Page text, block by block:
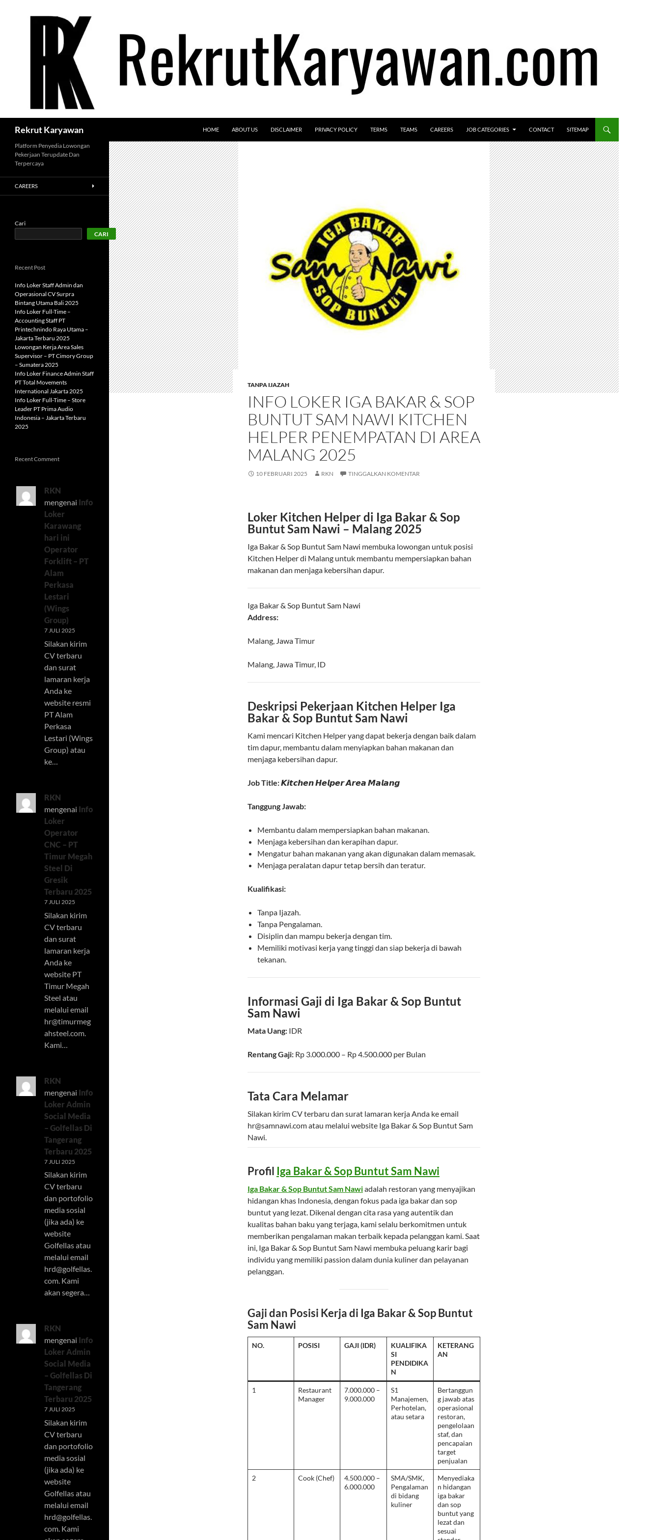
Rekrut Karyawan HOME ABOUT US DISCLAIMER PRIVACY POLICY TERMS TEAMS CAREERS JOB CATEGORIES CONTACT SITEMAP
TANPA IJAZAH
INFO LOKER IGA BAKAR & SOP
BUNTUT SAM NAWI KITCHEN
HELPER PENEMPATAN DI AREA
MALANG 2025
10 FEBRUARI 2025 RKN TINGGALKAN KOMENTAR
Loker Kitchen Helper di Iga Bakar & Sop
Buntut Sam Nawi – Malang 2025
Iga Bakar & Sop Buntut Sam Nawi membuka lowongan untuk posisi
Kitchen Helper di Malang untuk membantu mempersiapkan bahan
makanan dan menjaga kebersihan dapur.
Iga Bakar & Sop Buntut Sam Nawi
Address:
Malang, Jawa Timur
Malang, Jawa Timur, ID
Deskripsi Pekerjaan Kitchen Helper Iga
Bakar & Sop Buntut Sam Nawi
Kami mencari Kitchen Helper yang dapat bekerja dengan baik dalam
tim dapur, membantu dalam menyiapkan bahan makanan dan
menjaga kebersihan dapur.
Job Title:𝙆𝙞𝙩𝙘𝙝𝙚𝙣 𝙃𝙚𝙡𝙥𝙚𝙧 𝘼𝙧𝙚𝙖 𝙈𝙖𝙡𝙖𝙣𝙜
Tanggung Jawab:
Membantu dalam mempersiapkan bahan makanan.
Menjaga kebersihan dan kerapihan dapur.
Mengatur bahan makanan yang akan digunakan dalam memasak.
Menjaga peralatan dapur tetap bersih dan teratur.
Kualifikasi:
Tanpa Ijazah.
Tanpa Pengalaman.
Disiplin dan mampu bekerja dengan tim.
Memiliki motivasi kerja yang tinggi dan siap bekerja di bawah
tekanan.
Informasi Gaji di Iga Bakar & Sop Buntut
Sam Nawi
Mata Uang: IDR
Rentang Gaji: Rp 3.000.000 – Rp4.500.000 per Bulan
Tata Cara Melamar
Silakan kirim CV terbaru dan surat lamaran kerja Anda ke email
hr@samnawi.comatau melalui website Iga Bakar & Sop Buntut Sam
Nawi.
Profil Iga Bakar & Sop Buntut Sam Nawi
Iga Bakar & Sop Buntut Sam Nawiadalah restoran yang menyajikan
hidangan khas Indonesia, dengan fokus pada iga bakar dan sop
buntut yang lezat. Dikenal dengan cita rasa yang autentik dan
kualitas bahan baku yang terjaga, kami selalu berkomitmen untuk
memberikan pengalaman makan terbaik kepada pelanggan kami. Saat
ini, Iga Bakar & Sop Buntut Sam Nawi membuka peluang karir bagi
individu yang memiliki passion dalam dunia kuliner dan pelayanan
pelanggan.
Gaji dan Posisi Kerja di Iga Bakar & Sop Buntut
Sam Nawi
NO. POSISI GAJI (IDR)
KUALIFIKA
SI
PENDIDIKA
N
KETERANG
AN
1
Restaurant
Manager
7.000.000 –
9.000.000
S1
Manajemen,
Perhotelan,
atau setara
Bertanggun
g jawab atas
operasional
restoran,
pengelolaan
staf, dan
pencapaian
target
penjualan
2 Cook (Chef)
4.500.000 –
6.000.000
SMA/SMK,
Pengalaman
di bidang
kuliner
Menyediaka
n hidangan
iga bakar
dan sop
buntut yang
lezat dan
sesuai
Platform Penyedia Lowongan
Pekerjaan Terupdate Dan
Terpercaya
CAREERS
Cari
CARI
Recent Post
Info Loker Staff Admin dan
Operasional CV Surpra
Bintang Utama Bali 2025
Info Loker Full-Time –
Accounting Staff PT
Printechnindo Raya Utama –
Jakarta Terbaru 2025
Lowongan Kerja Area Sales
Supervisor – PT Cimory Group
– Sumatera 2025
Info Loker Finance Admin Staff
PT Total Movements
International Jakarta 2025
Info Loker Full-Time – Store
Leader PT Prima Audio
Indonesia – Jakarta Terbaru
2025
Recent Comment
RKN
mengenai Info
Loker
Karawang
hari ini
Operator
Forklift – PT
Alam
Perkasa
Lestari
(Wings
Group)
7 JULI 2025
Silakan kirim
CV terbaru
dan surat
lamaran kerja
Anda ke
website resmi
PT Alam
Perkasa
Lestari (Wings
Group) atau
ke…
RKN
mengenai Info
Loker
Operator
CNC – PT
Timur Megah
Steel Di
Gresik
Terbaru 2025
7 JULI 2025
Silakan kirim
CV terbaru
dan surat
lamaran kerja
Anda ke
website PT
Timur Megah
Steel atau
melalui email
hr@timurmeg
ahsteel.com
Kami…
RKN
mengenai Info
Loker Admin
Social Media
– Golfellas Di
Tangerang
Terbaru 2025
7 JULI 2025
Silakan kirim
CV terbaru
dan portofolio
media sosial
(jika ada) ke
website
Golfellas atau
melalui email
hrd@golfellas.
com. Kami
akan segera…
RKN
mengenai Info
Loker Admin
Social Media
– Golfellas Di
Tangerang
Terbaru 2025
7 JULI 2025
Silakan kirim
CV terbaru
dan portofolio
media sosial
(jika ada) ke
website
Golfellas atau
melalui email
hrd@golfellas.
com. Kami